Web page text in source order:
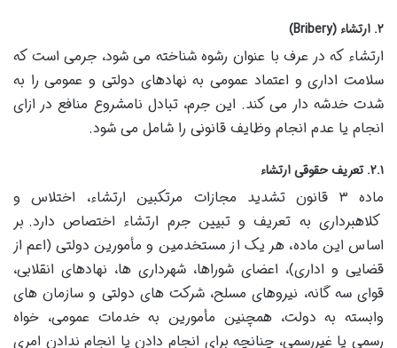
۲. ارتشاء (Bribery)
ارتشاء که در عرف با عنوان رشوه شناخته می شود، جرمی است که
سلامت اداری و اعتماد عمومی به نهادهای دولتی و عمومی را به
شدت خدشه دار می کند. این جرم، تبادل نامشروع منافع در ازای
انجام یا عدم انجام وظایف قانونی را شامل می شود.
۲.۱. تعریف حقوقی ارتشاء
ماده ۳ قانون تشدید مجازات مرتکبین ارتشاء، اختلاس و
کلاهبرداری به تعریف و تبیین جرم ارتشاء اختصاص دارد. بر
اساس این ماده، هر یک از مستخدمین و مأمورین دولتی (اعم از
قضایی و اداری)، اعضای شوراها، شهرداری ها، نهادهای انقلابی،
قوای سه گانه، نیروهای مسلح، شرکت های دولتی و سازمان های
وابسته به دولت، همچنین مأمورین به خدمات عمومی، خواه
رسمی یا غیررسمی، چنانچه برای انجام دادن یا انجام ندادن امری